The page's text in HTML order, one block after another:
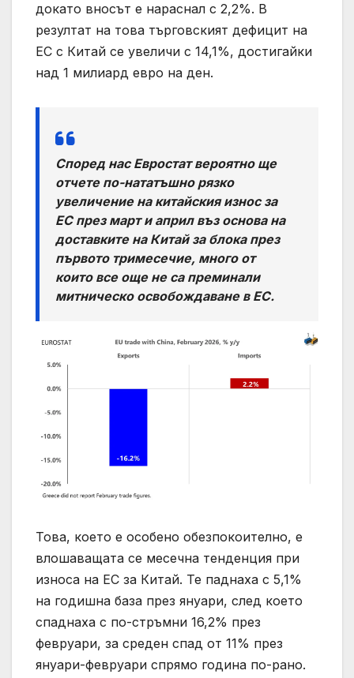
докато вносът е нараснал с 2,2%. В
резултат на това търговският дефицит на
ЕС с Китай се увеличи с 14,1%, достигайки
над 1 милиард евро на ден.
Според нас Евростат вероятно ще
отчете по-нататъшно рязко
увеличение на китайския износ за
ЕС през март и април въз основа на
доставките на Китай за блока през
първото тримесечие, много от
които все още не са преминали
митническо освобождаване в ЕС.
Това, което е особено обезпокоително, е
влошаващата се месечна тенденция при
износа на ЕС за Китай. Те паднаха с 5,1%
на годишна база през януари, след което
спаднаха с по-стръмни 16,2% през
февруари, за среден спад от 11% през
януари-февруари спрямо година по-рано.